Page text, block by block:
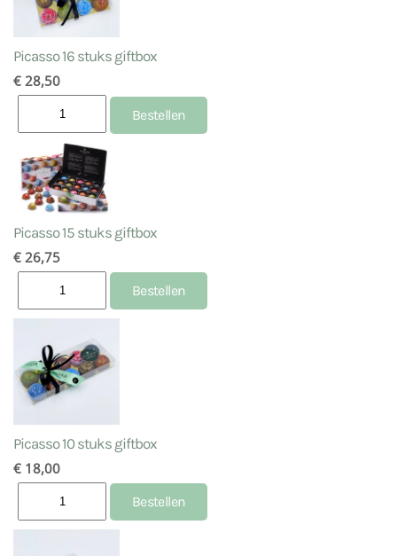
Picasso 16 stuks giftbox
€ 28,50
Picasso 15 stuks giftbox
€ 26,75
Picasso 10 stuks giftbox
€ 18,00